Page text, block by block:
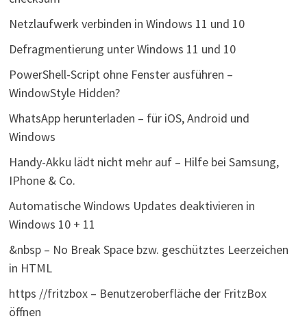
Netzlaufwerk verbinden in Windows 11 und 10
Defragmentierung unter Windows 11 und 10
PowerShell-Script ohne Fenster ausführen –
WindowStyle Hidden?
WhatsApp herunterladen – für iOS, Android und
Windows
Handy-Akku lädt nicht mehr auf – Hilfe bei Samsung,
IPhone & Co.
Automatische Windows Updates deaktivieren in
Windows 10 + 11
&nbsp – No Break Space bzw. geschütztes Leerzeichen
in HTML
https //fritzbox – Benutzeroberfläche der FritzBox
öffnen